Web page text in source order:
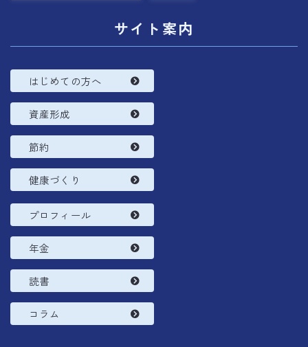
サイト案内
はじめての方へ
資産形成
節約
健康づくり
プロフィール
年金
読書
コラム